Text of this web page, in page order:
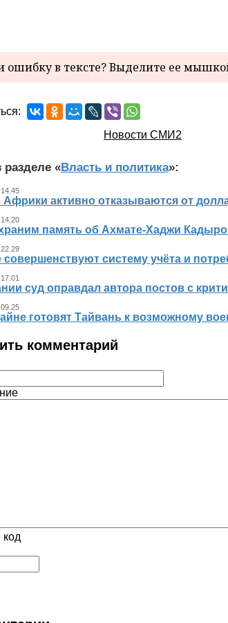
в тексте? Выделите ее
Новости СМИ2
разделе «Власть и политика»:
активно отказываются от
память об Ахмате-Хаджи
совершенствуют систему учёта и
суд оправдал автора постов с
готовят Тайвань к возможному
комментарий
код